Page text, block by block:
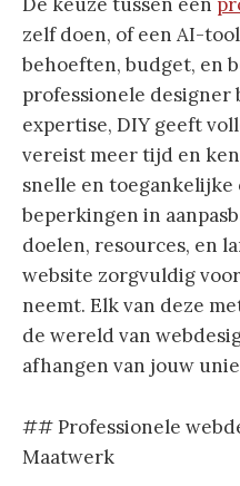
zelf doen, of een AI-
behoeften, budget, en
professionele designer
expertise, DIY geeft
vereist meer tijd en
snelle en toegankelijke
beperkingen in
doelen, resources, en
website zorgvuldig
neemt. Elk van deze
de wereld van
afhangen van jouw
## Professionele
Maatwerk